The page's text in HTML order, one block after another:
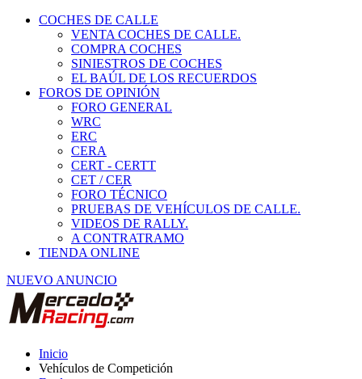
COCHES DE CALLE
VENTA COCHES DE CALLE.
COMPRA COCHES
SINIESTROS DE COCHES
EL BAÚL DE LOS RECUERDOS
FOROS DE OPINIÓN
FORO GENERAL
WRC
ERC
CERA
CERT - CERTT
CET / CER
FORO TÉCNICO
PRUEBAS DE VEHÍCULOS DE CALLE.
VIDEOS DE RALLY.
A CONTRATRAMO
TIENDA ONLINE
NUEVO ANUNCIO
Inicio
Vehículos de Competición